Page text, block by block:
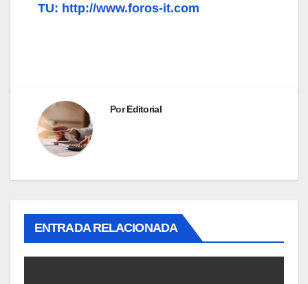
TU: http://www.foros-it.com
PorEditorial
ENTRADA RELACIONADA